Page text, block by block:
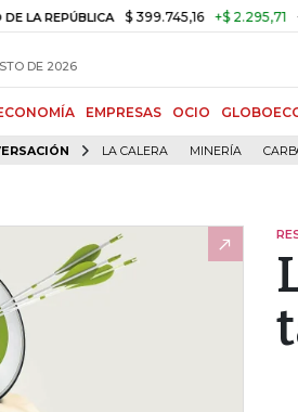
$ 399.745,16 +$ 2.295,71 +0,58%
DE 2026
EMPRESAS OCIO
LA CALERA MINERÍA